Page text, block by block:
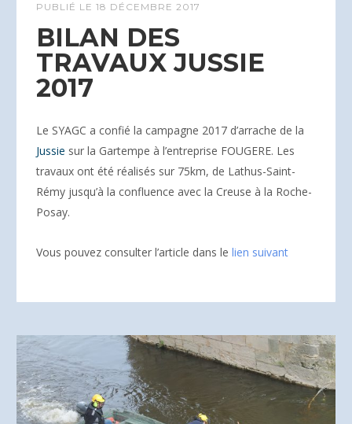
PUBLIÉ LE 18 DÉCEMBRE 2017
BILAN DES
TRAVAUX JUSSIE
2017
Le SYAGC a confié la campagne 2017 d’arrache de la
Jussie sur la Gartempe à l’entreprise FOUGERE. Les
travaux ont été réalisés sur 75km, de Lathus-Saint-
Rémy jusqu’à la confluence avec la Creuse à la Roche-
Posay.
Vous pouvez consulter l’article dans le lien suivant